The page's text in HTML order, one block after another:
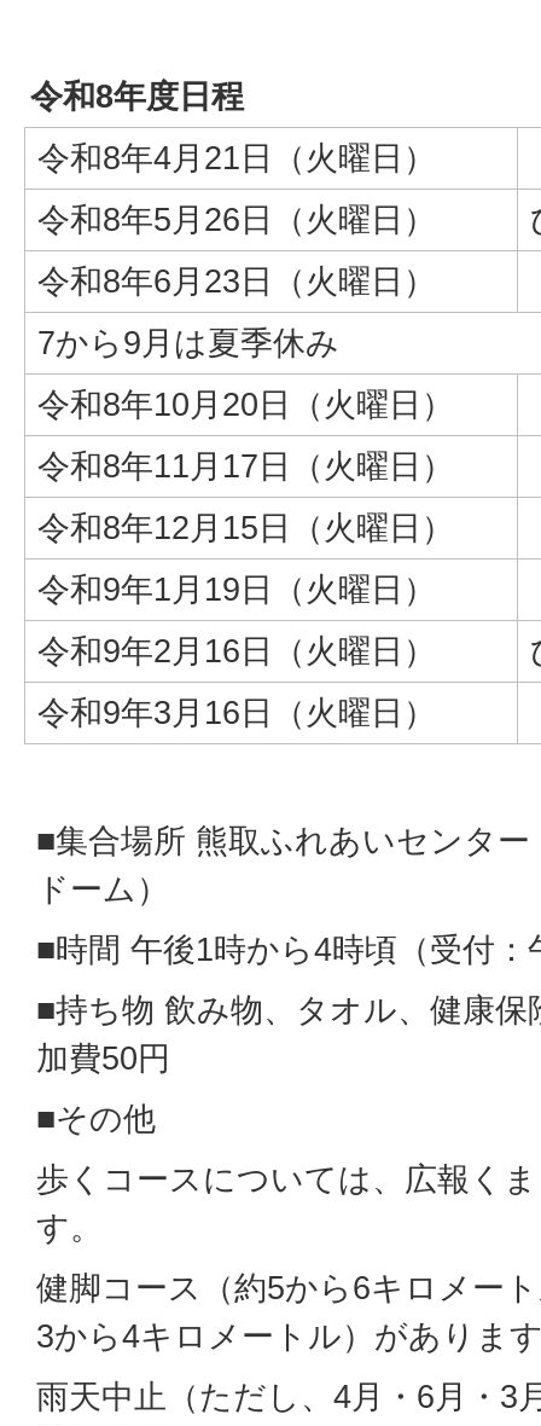
令和8年度日程
令和8年4月21日（火曜日）​​​​​​
令和8年5月26日（火曜日）
令和8年6月23日（火曜日）​​​​​​
7から9月は夏季休み
令和8年10月20日（火曜日）
令和8年11月17日（火曜日）
令和8年12月15日（火曜日）
令和9年1月19日（火曜日）
令和9年2月16日（火曜日）
令和9年3月16日（火曜日）
■集合場所 熊取ふれあいセンタ
ドーム）
■時間 午後1時から4時頃（受付
■持ち物 飲み物、タオル、健康
加費50円
■その他
歩くコースについては、広報く
す。
健脚コース（約5から6キロメー
3から4キロメートル）がありま
雨天中止（ただし、4月・6月・3